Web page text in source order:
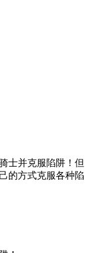
士并克服陷阱！但
的方式克服各种陷